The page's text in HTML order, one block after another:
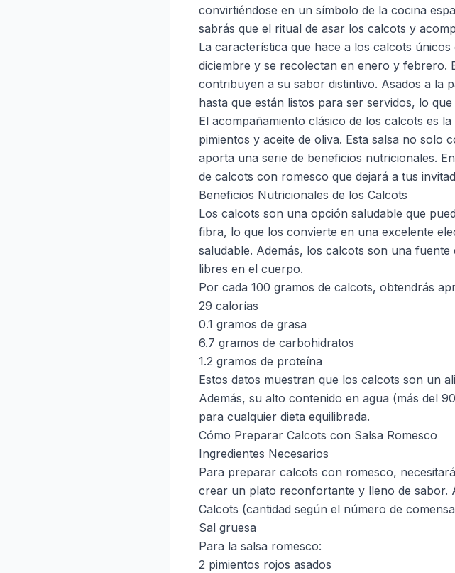
convirtiéndose en un símbolo de la cocina
sabrás que el ritual de asar los calcots y
La característica que hace a los calcots
diciembre y se recolectan en enero y febrero.
contribuyen a su sabor distintivo. Asados a la
hasta que están listos para ser servidos, lo
El acompañamiento clásico de los calcots es
pimientos y aceite de oliva. Esta salsa no solo
aporta una serie de beneficios nutricionales.
de calcots con romesco que dejará a tus
Beneficios Nutricionales de los Calcots
Los calcots son una opción saludable que
fibra, lo que los convierte en una excelente
saludable. Además, los calcots son una
libres en el cuerpo.
Por cada 100 gramos de calcots, obtendrás
29 calorías
0.1 gramos de grasa
6.7 gramos de carbohidratos
1.2 gramos de proteína
Estos datos muestran que los calcots son un
Además, su alto contenido en agua (más del
para cualquier dieta equilibrada.
Cómo Preparar Calcots con Salsa Romesco
Ingredientes Necesarios
Para preparar calcots con romesco,
crear un plato reconfortante y lleno de sabor.
Calcots (cantidad según el número de
Sal gruesa
Para la salsa romesco:
2 pimientos rojos asados